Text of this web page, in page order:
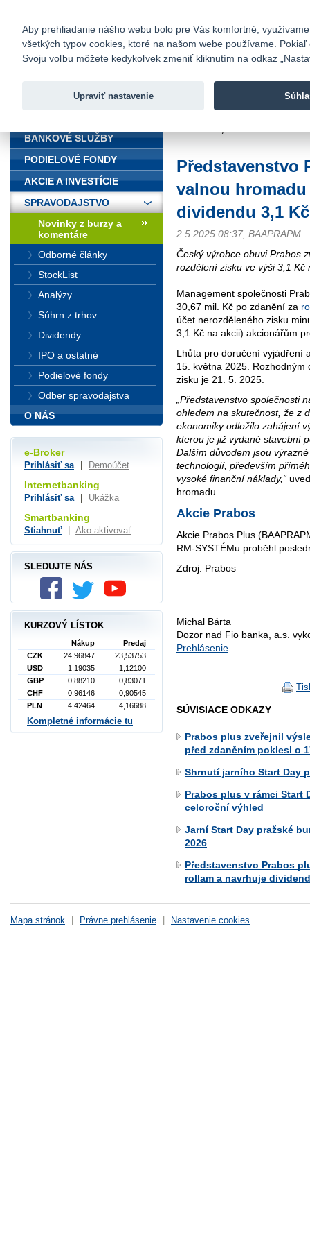
Fio banka
Fio banka
Představenstvo
valnou
dividendu 3,1
2.5.2025 08:37, BAAPRAPM
Český výrobce obuvi Prabos
rozdělení zisku ve výši 3,1 Kč
Management společnosti
30,67 mil. Kč po zdanění za
účet nerozděleného zisku
3,1 Kč na akcii) akcionářům
Lhůta pro doručení vyjádření
15. května 2025.
zisku je 21. 5. 2025.
„Představenstvo společnosti
ohledem na skutečnost, že z
ekonomiky odložilo zahájení
kterou je již vydané stavební
Dalším důvodem jsou
technologií, především
vysoké finanční náklady,“
hromadu.
Akcie Prabos
Akcie Prabos Plus
RM-SYSTÉMu proběhl
Zdroj: Prabos
Michal Bárta
Dozor nad Fio banka, a.s.
Prehlásenie
SÚVISIACE ODKAZY
Prabos plus zveřejnil
před zdaněním poklesl o
Shrnutí jarního Start Day
Prabos plus v rámci Start
celoroční výhled
Jarní Start Day pražské
2026
Představenstvo Prabos
rollam a navrhuje
BANKOVÉ SLUŽBY
PODIELOVÉ FONDY
AKCIE A INVESTÍCIE
SPRAVODAJSTVO
Novinky z burzy a
komentáre
Odborné články
StockList
Analýzy
Súhrn z trhov
Dividendy
IPO a ostatné
Podielové fondy
Odber spravodajstva
O NÁS
e-Broker
Prihlásiť sa Demoúčet
Internetbanking
Prihlásiť sa Ukážka
Smartbanking
Stiahnuť Ako aktivovať
SLEDUJTE NÁS
KURZOVÝ LÍSTOK
Nákup
Predaj
CZK
24,96847
23,53753
USD
1,19035
1,12100
GBP
0,88210
0,83071
CHF
0,96146
0,90545
PLN
4,42464 4,16688
Kompletné informácie tu
Mapa stránok Právne prehlásenie Nastavenie cookies
Aby prehliadanie nášho webu bolo pre Vás komfortné,
všetkých typov cookies, ktoré na našom webe používame.
Svoju voľbu môžete kedykoľvek zmeniť kliknutím na odkaz
Upraviť nastavenie